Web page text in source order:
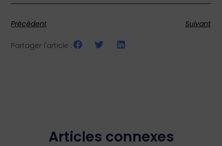
Précédent Suivant
Partager l'article :
Articles connexes